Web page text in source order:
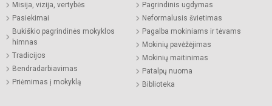
Misija, vizija, vertybės
Pasiekimai
Bukiškio pagrindinės mokyklos
himnas
Tradicijos
Bendradarbiavimas
Priėmimas į mokyklą
Pagrindinis ugdymas
Neformalusis švietimas
Pagalba mokiniams ir tėvams
Mokinių pavėžėjimas
Mokinių maitinimas
Patalpų nuoma
Biblioteka